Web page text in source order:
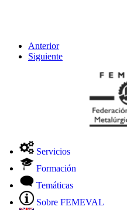
Anterior
Siguiente
Servicios
Formación
Temáticas
Sobre FEMEVAL